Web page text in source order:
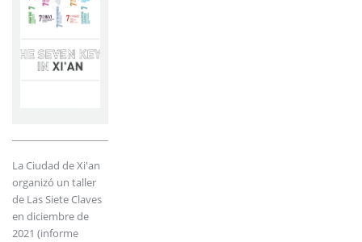
La Ciudad de Xi'an
organizó un taller
de Las Siete Claves
en diciembre de
2021 (informe